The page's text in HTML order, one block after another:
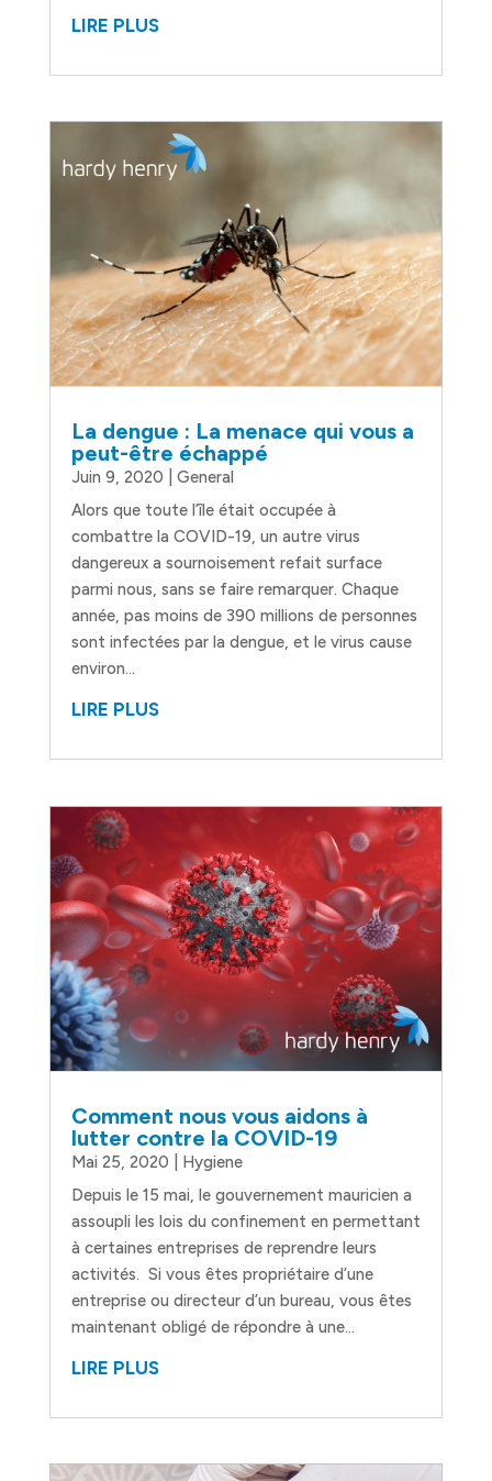
LIRE PLUS
La dengue : La menace qui vous a
peut-être échappé
Juin 9, 2020
General
Alors que toute l’île était occupée à
combattre la COVID-19, un autre virus
dangereux a sournoisement refait surface
parmi nous, sans se faire remarquer. Chaque
année, pas moins de 390 millions de personnes
sont infectées par la dengue, et le virus cause
environ...
LIRE PLUS
Comment nous vous aidons à
lutter contre la COVID-19
Mai 25, 2020
Hygiene
Depuis le 15 mai, le gouvernement mauricien a
assoupli les lois du confinement en permettant
à certaines entreprises de reprendre leurs
activités. Si vous êtes propriétaire d’une
entreprise ou directeur d’un bureau, vous êtes
maintenant obligé de répondre à une...
LIRE PLUS